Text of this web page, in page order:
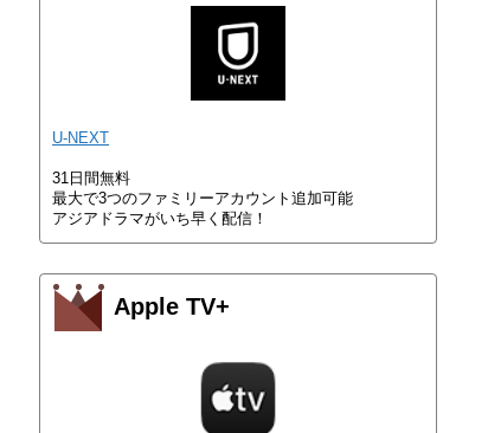
U-NEXT
31日間無料
最大で3つのファミリーアカウント追加可能
アジアドラマがいち早く配信！
Apple TV+